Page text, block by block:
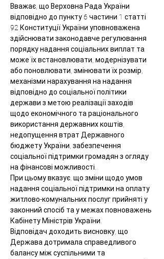
Вважає, що Верховна Рада України
відповідно до пункту 6 частини 1 статті
92 Конституції України уповноважена
здійснювати законодавче регулювання
порядку надання соціальних виплат та
може їх встановлювати, модернізувати
або поновлювати, змінювати їх розмір,
механізми нарахування на надання
відповідно до соціальної політики
держави з метою реалізації заходів
щодо економічного та раціонального
використання державних коштів,
недопущення втрат Державного
бюджету України, забезпечення
соціальної підтримки громадян з огляду
на фінансові можливості.
При цьому вказує, що зміни щодо умов
надання соціальної підтримки на оплату
житлово-комунальних послуг прийняті у
законний спосіб та у межах повноважень
Кабінету Міністрів України.
Відповідач доходить висновку, що
Держава дотримала справедливого
балансу між суспільними та